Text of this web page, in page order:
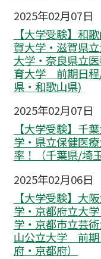
2025年02月07日
【大学受験】和
賀大学・滋賀県
大学・奈良県立
育大学 前期日程
県・和歌山県)
2025年02月07日
【大学受験】千
学・県立保健医
率！（千葉県/埼玉
2025年02月06日
【大学受験】大
学・京都府立大
学・京都市立芸
山公立大学 前期
府・京都府）